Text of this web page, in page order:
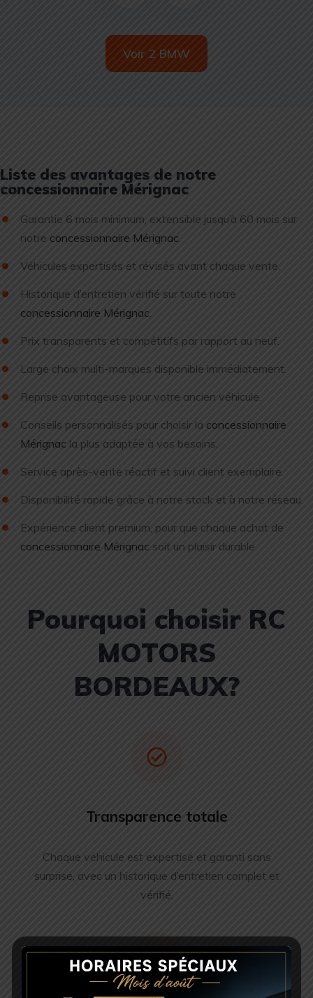
Voir 2 BMW
Liste des avantages de notre
concessionnaire Mérignac
Garantie 6 mois minimum, extensible jusqu’à 60 mois sur
notre concessionnaire Mérignac
Véhicules expertisés et révisés avant chaque vente.
Historique d’entretien vérifié sur toute notre
concessionnaire Mérignac
Prix transparents et compétitifs par rapport au neuf.
Large choix multi-marques disponible immédiatement.
Reprise avantageuse pour votre ancien véhicule.
Conseils personnalisés pour choisir la concessionnaire
Mérignac la plus adaptée à vos besoins.
Service après-vente réactif et suivi client exemplaire.
Disponibilité rapide grâce à notre stock et à notre réseau.
Expérience client premium, pour que chaque achat de
concessionnaire Mérignac soit un plaisir durable.
Pourquoi choisir RC
MOTORS
BORDEAUX?
Transparence totale
Chaque véhicule est expertisé et garanti sans
surprise, avec un historique d’entretien complet et
vérifié.